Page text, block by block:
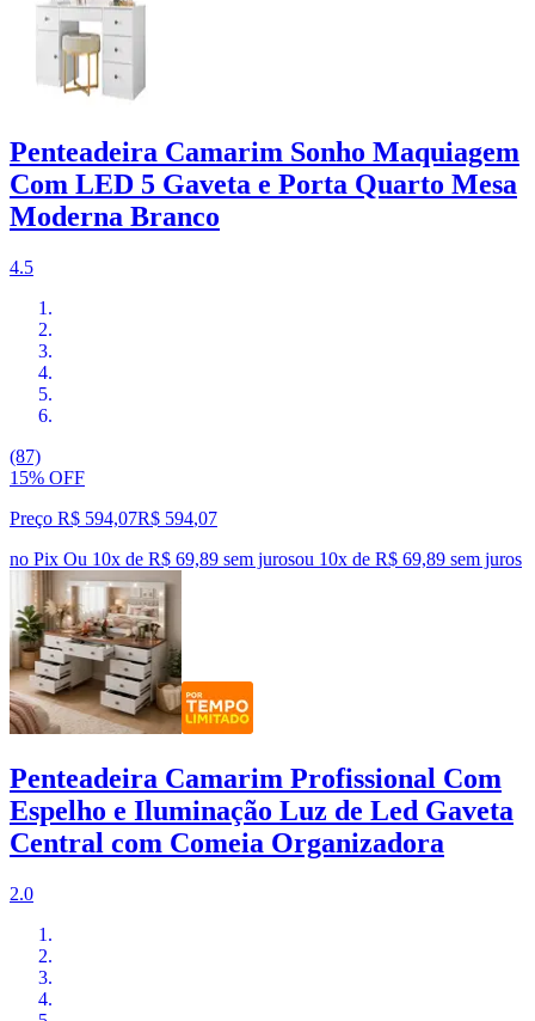
Penteadeira Camarim Sonho Maquiagem
Com LED 5 Gaveta e Porta Quarto Mesa
Moderna Branco
4.5
(87)
15% OFF
Preço R$ 594,07R$ 594,07
no Pix Ou 10x de R$ 69,89 sem jurosou 10x de R$ 69,89 sem juros
Penteadeira Camarim Profissional Com
Espelho e Iluminação Luz de Led Gaveta
Central com Comeia Organizadora
2.0